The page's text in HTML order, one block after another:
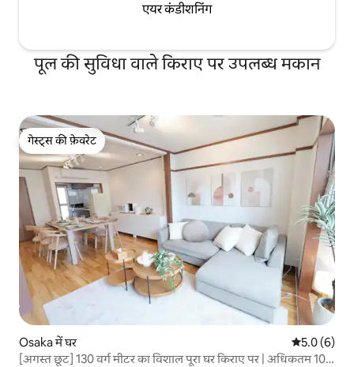
एयर कंडीशनिंग
पूल की सुविधा वाले किराए पर उपलब्ध मकान
गेस्ट्स की फ़ेवरेट
गेस्ट्स की फ़ेवरेट
Osaka में घर औसत रेटिंग 5
5.0 (6)
[अगस्त छूट] 130 वर्ग मीटर का विशाल पूरा घर किराए पर | अधिकतम 10